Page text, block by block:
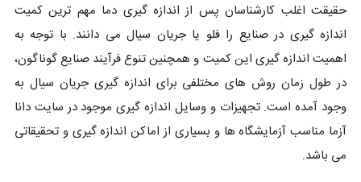
حقیقت اغلب کارشناسان پس از اندازه گیری دما مهم ترین کمیت
اندازه گیری در صنایع را فلو یا جریان سیال می دانند. با توجه به
اهمیت اندازه گیری این کمیت و همچنین تنوع فرآیند صنایع گوناگون،
در طول زمان روش های مختلفی برای اندازه گیری جریان سیال به
وجود آمده است. تجهیزات و وسایل اندازه گیری موجود در سایت دانا
آزما مناسب آزمایشگاه ها و بسیاری از اماکن اندازه گیری و تحقیقاتی
می باشد.